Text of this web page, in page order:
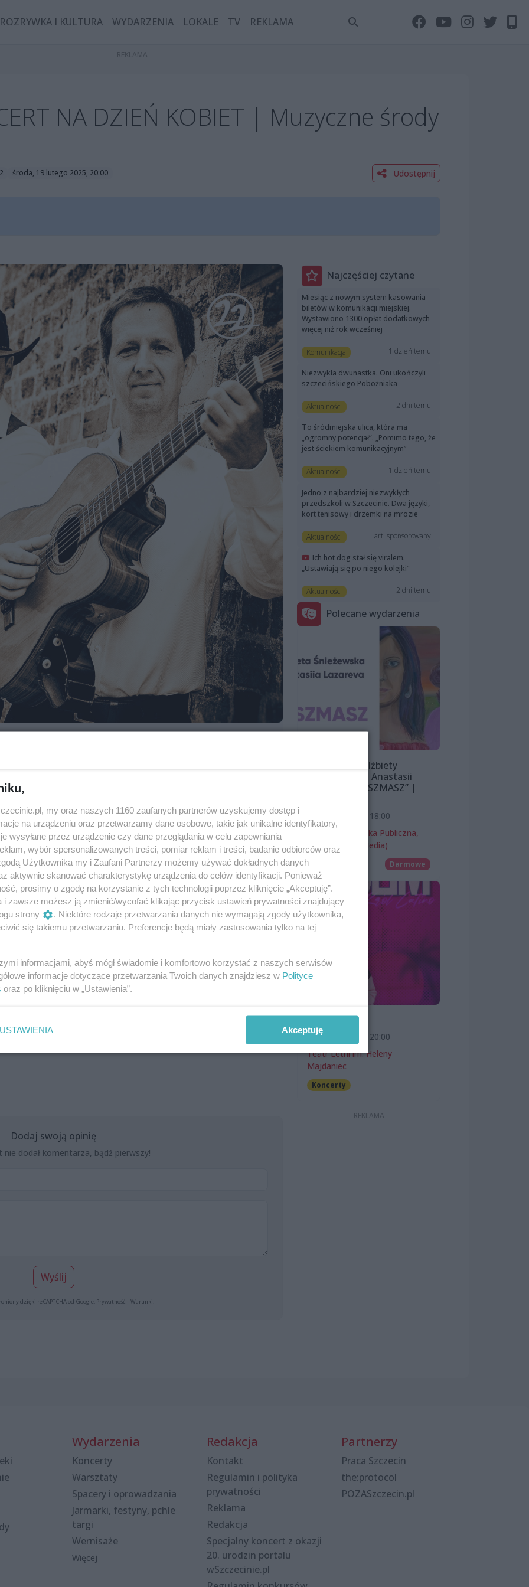
ROZRYWKA I KULTURA WYDARZENIA LOKALE TV REKLAMA
NA DZIEŃ KOBIET | Muzyczne środy
środa, 19 lutego 2025, 20:00 Udostępnij
na żywo, w ramach których można
przez szczecińskich artystów.
oraz Marian Mazurek. W gitarowo-wokalnych aranżacjach
hiszpańska i meksykańska oraz przeboje takich
czy Gipsy Kings. Nie zabraknie muzycznych niespodzianek.
hiszpańska i pop w niecodziennym wydaniu.
Dodaj swoją opinię
nie dodał komentarza, bądź pierwszy!
Wyślij
dzięki reCAPTCHA od Google: Prywatność| Warunki
Najczęściej czytane
Miesiąc z nowym system kasowania
biletów w komunikacji miejskiej.
Wystawiono 1300 opłat dodatkowych
więcej niż rok wcześniej
Komunikacja 1 dzień temu
Niezwykła dwunastka. Oni ukończyli
szczecińskiego Pobożniaka
Aktualności 2 dni temu
To śródmiejska ulica, która ma
„ogromny potencjał”. „Pomimo tego, że
jest ściekiem komunikacyjnym”
Aktualności 1 dzień temu
Jedno z najbardziej niezwykłych
przedszkoli w Szczecinie. Dwa języki,
kort tenisowy i drzemki na mrozie
Aktualności art. sponsorowany
Ich hot dog stał się viralem.
„Ustawiają się po niego kolejki”
Aktualności 2 dni temu
Polecane wydarzenia
Wystawa Elżbiety
Śnieżewskiej i Anastasii
Lazarevej „MISZMASZ” |
7 sierpnia 2026, 18:00
Miejska Biblioteka Publiczna,
filia nr 54 (ProMedia)
Darmowe
SKOLIM
7 sierpnia 2026, 20:00
Teatr Letni im. Heleny
Majdaniec
Koncerty
Wydarzenia
Koncerty
Warsztaty
Spacery i oprowadzania
Jarmarki, festyny, pchle
targi
Wernisaże
Więcej
Redakcja
Kontakt
Regulamin i polityka
prywatności
Reklama
Redakcja
Specjalny koncert z okazji
20. urodzin portalu
wSzczecinie.pl
Partnerzy
Praca Szczecin
the:protocol
POZASzczecin.pl
my oraz naszych 1160 zaufanych partnerów uzyskujemy dostęp i
na urządzeniu oraz przetwarzamy dane osobowe, takie jak unikalne identyfikatory,
wysyłane przez urządzenie czy dane przeglądania w celu zapewniania
wybór spersonalizowanych treści, pomiar reklam i treści, badanie odbiorców oraz
Użytkownika my i Zaufani Partnerzy możemy używać dokładnych danych
aktywnie skanować charakterystykę urządzenia do celów identyfikacji. Ponieważ
prosimy o zgodę na korzystanie z tych technologii poprzez kliknięcie „Akceptuję”.
i zawsze możesz ją zmienić/wycofać klikając przycisk ustawień prywatności znajdujący
strony
. Niektóre rodzaje przetwarzania danych nie wymagają zgody użytkownika,
się takiemu przetwarzaniu. Preferencje będą miały zastosowania tylko na tej
informacjami, abyś mógł świadomie i komfortowo korzystać z naszych serwisów
informacje dotyczące przetwarzania Twoich danych znajdziesz w Polityce
oraz po kliknięciu w „Ustawienia”.
USTAWIENIA Akceptuję